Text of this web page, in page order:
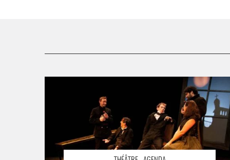
Ronan Rivière monte « Le Revizor », le chef-d’œuvre
théâtral de Gogol - Critique sortie Théâtre Paris Théâtre